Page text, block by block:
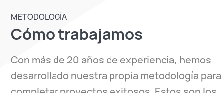
METODOLOGÍA
Cómo trabajamos
Con más de 20 años de experiencia, hemos
desarrollado nuestra propia metodología para